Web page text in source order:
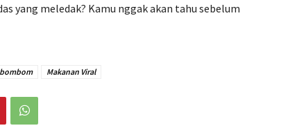
yang meledak? Kamu nggak akan tahu sebelum
Makanan Viral